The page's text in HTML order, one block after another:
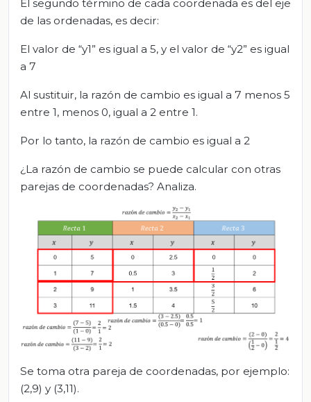
El segundo término de cada coordenada es del eje
de las ordenadas, es decir:
El valor de “y1” es igual a 5, y el valor de “y2” es igual
a 7
Al sustituir, la razón de cambio es igual a 7 menos 5
entre 1, menos 0, igual a 2 entre 1.
Por lo tanto, la razón de cambio es igual a 2
¿La razón de cambio se puede calcular con otras
parejas de coordenadas? Analiza.
Se toma otra pareja de coordenadas, por ejemplo:
(2,9) y (3,11).